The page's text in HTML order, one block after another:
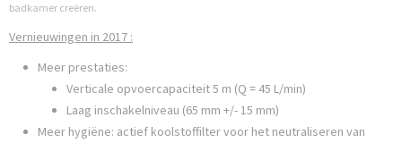
badkamer creëren.
Vernieuwingen in 2017 :
Meer prestaties:
Verticale opvoercapaciteit 5 m (Q = 45 L/min)
Laag inschakelniveau (65 mm +/- 15 mm)
Meer hygiëne: actief koolstoffilter voor het neutraliseren van